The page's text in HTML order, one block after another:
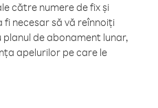
către numere de fix și
necesar să vă reînnoiți
de abonament lunar,
apelurilor pe care le